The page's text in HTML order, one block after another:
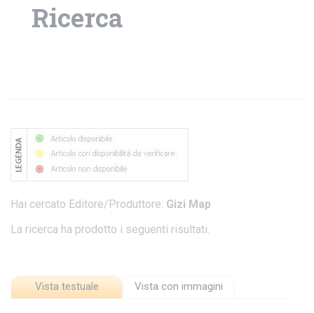
Ricerca
Hai cercato Editore/Produttore: Gizi Map
La ricerca ha prodotto i seguenti risultati.
Vista testuale Vista con immagini